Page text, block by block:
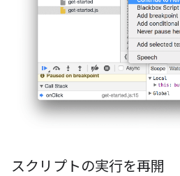
スクリプトの実行を再開